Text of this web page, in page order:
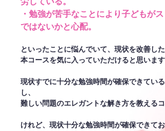
・勉強が苦手なことにより子どもが
ではないかと心配。
といったことに悩んでいて、現状を改善し
本コースを気に入っていただけると思います
現状すでに十分な勉強時間が確保できてい
し、
難しい問題のエレガントな解き方を教える
けれど、現状十分な勉強時間が確保できて